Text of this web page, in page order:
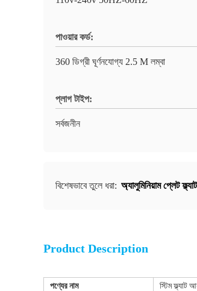
পাওয়ার কর্ড:
360 ডিগ্রী ঘূর্ণনযোগ্য 2.5 M লম্বা
প্লাগ টাইপ:
সর্বজনীন
বিশেষভাবে তুলে ধরা: অ্যালুমিনিয়াম প্লেট
Product Description
পণ্যের নাম স্টিম ফ্ল্যাট